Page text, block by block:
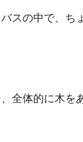
スの中で、ち
全体的に木を